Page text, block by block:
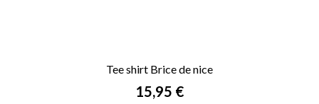
Tee shirt Brice de nice
Prix
15,95 €